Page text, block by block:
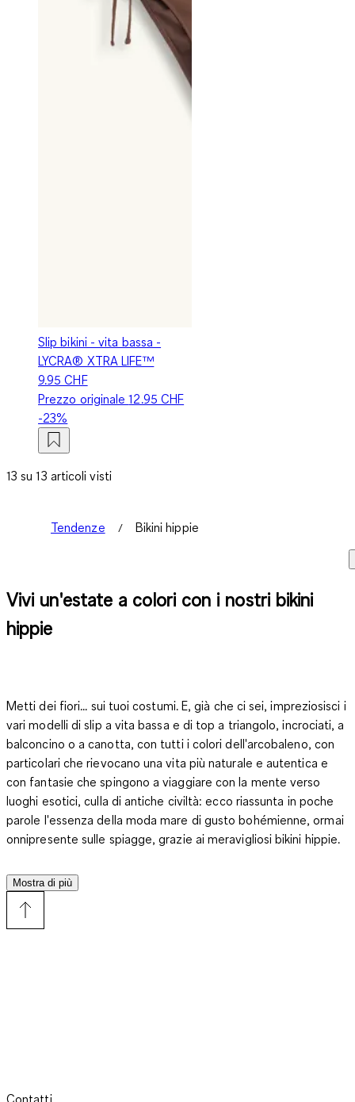
Slip bikini - vita bassa -
LYCRA® XTRA LIFE™
9.95 CHF
Prezzo originale12.95 CHF
-23%
13 su 13 articoli visti
Tendenze Bikini hippie
Vivi un'estate a colori con i nostri bikini
hippie
Metti dei fiori... sui tuoi costumi. E, già che ci sei, impreziosisci i
vari modelli di slip a vita bassa e di top a triangolo, incrociati, a
balconcino o a canotta, con tutti i colori dell'arcobaleno, con
particolari che rievocano una vita più naturale e autentica e
con fantasie che spingono a viaggiare con la mente verso
luoghi esotici, culla di antiche civiltà: ecco riassunta in poche
parole l'essenza della moda mare di gusto bohémienne, ormai
onnipresente sulle spiagge, grazie ai meravigliosi bikini hippie.
che li rendono particolarmente estrosi e originali e li fanno
apprezzare soprattutto dalle donne con personalità e dalle
ragazze che, anche sdraiate dotto l'ombrellone o immerse in
suggestivi fondali marini, non perdono occasione per sfoggiare
Mostra di più
Contatti